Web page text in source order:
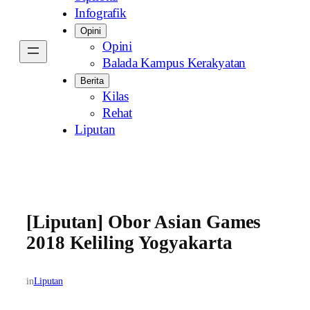
Infografik
Opini
Opini
Balada Kampus Kerakyatan
Berita
Kilas
Rehat
Liputan
[Liputan] Obor Asian Games
2018 Keliling Yogyakarta
inLiputan